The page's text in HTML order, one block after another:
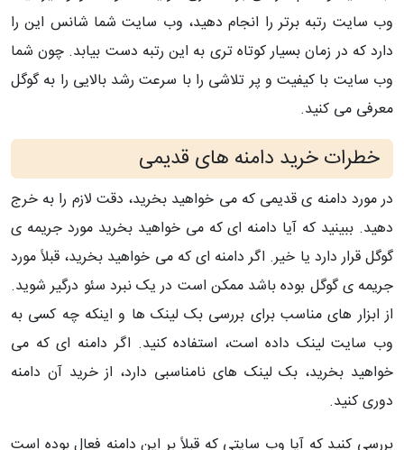
وب سایت رتبه برتر را انجام دهید، وب سایت شما شانس این را
دارد که در زمان بسیار کوتاه تری به این رتبه دست بیابد. چون شما
وب سایت با کیفیت و پر تلاشی را با سرعت رشد بالایی را به گوگل
معرفی می کنید.
خطرات خرید دامنه های قدیمی
در مورد دامنه ی قدیمی که می خواهید بخرید، دقت لازم را به خرج
دهید. ببینید که آیا دامنه ای که می خواهید بخرید مورد جریمه ی
گوگل قرار دارد یا خیر. اگر دامنه ای که می خواهید بخرید، قبلاً مورد
جریمه ی گوگل بوده باشد ممکن است در یک نبرد سئو درگیر شوید.
از ابزار های مناسب برای بررسی بک لینک ها و اینکه چه کسی به
وب سایت لینک داده است، استفاده کنید. اگر دامنه ای که می
خواهید بخرید، بک لینک های نامناسبی دارد، از خرید آن دامنه
دوری کنید.
بررسی کنید که آیا وب سایتی که قبلاً بر این دامنه فعال بوده است